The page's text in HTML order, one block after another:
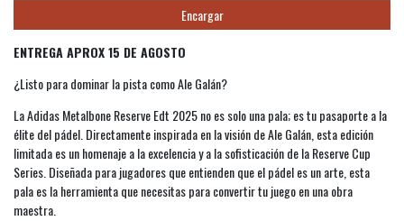
Encargar
ENTREGA APROX 15 DE AGOSTO
¿Listo para dominar la pista como Ale Galán?
La Adidas Metalbone Reserve Edt 2025 no es solo una pala; es tu pasaporte a la
élite del pádel. Directamente inspirada en la visión de Ale Galán, esta edición
limitada es un homenaje a la excelencia y a la sofisticación de la Reserve Cup
Series. Diseñada para jugadores que entienden que el pádel es un arte, esta
pala es la herramienta que necesitas para convertir tu juego en una obra
maestra.